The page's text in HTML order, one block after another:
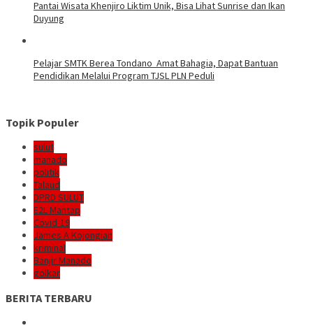
Pantai Wisata Khenjiro Liktim Unik, Bisa Lihat Sunrise dan Ikan
Duyung
Pelajar SMTK Berea Tondano Amat Bahagia, Dapat Bantuan
Pendidikan Melalui Program TJSL PLN Peduli
Topik Populer
sulut
manado
politik
Talaud
DPRD SULUT
E2L-Mantap
Covid-19
James A Kojongian
kriminal
Banjir Manado
golkar
BERITA TERBARU